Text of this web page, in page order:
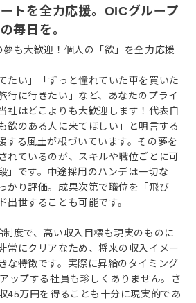
トを全力応援。OICグループ
毎日を。
も大歓迎！個人の「欲」を全力応援
たい」「ずっと憧れていた車を買いた
行に行きたい」など、あなたのプライ
社はどこよりも大歓迎します！代表自
欲のある人に来てほしい」と明言する
する風土が根づいています。その夢を
れているのが、スキルや職位ごとに可
」です。中途採用のハンデは一切な
かり評価。成果次第で職位を「飛び
出世することも可能です。
度で、高い収入目標も現実のものに
常にクリアなため、将来の収入イメー
な特徴です。実際に昇給のタイミング
ップする社員も珍しくありません。さ
45万円を得ることも十分に現実的であ